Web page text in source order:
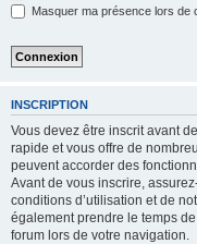
Masquer ma présence lors de
INSCRIPTION
Vous devez être inscrit avant
rapide et vous offre de
peuvent accorder des
Avant de vous inscrire,
conditions d’utilisation et de
également prendre le temps
forum lors de votre navigation.